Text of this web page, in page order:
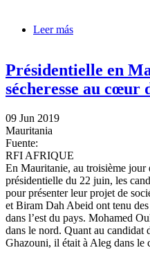
Leer más
Présidentielle en
sécheresse au cœur
09 Jun 2019
Mauritania
Fuente:
RFI AFRIQUE
En Mauritanie, au troisième jour
présidentielle du 22 juin, les
pour présenter leur projet de
et Biram Dah Abeid ont tenu
dans l’est du pays. Mohamed
dans le nord. Quant au candidat
Ghazouni, il était à Aleg dans le